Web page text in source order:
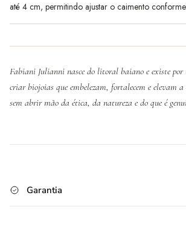
até 4 cm, permitindo ajustar o caimento
Fabiani Julianni nasce do litoral baiano e existe
criar biojoias que embelezam, fortalecem e elevam
sem abrir mão da ética, da natureza e do que é
Garantia